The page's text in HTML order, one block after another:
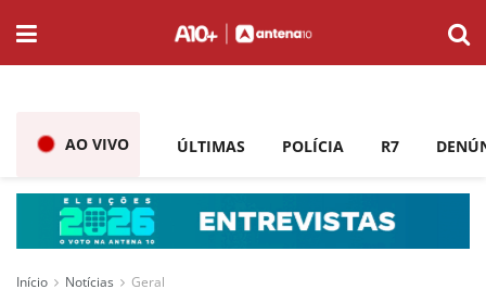
AO VIVO ÚLTIMAS POLÍCIA R7
Início Notícias Geral